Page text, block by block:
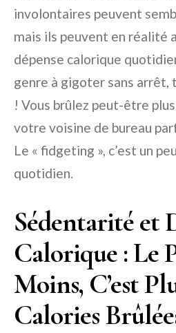
involontaires peuvent
mais ils peuvent en réalité
dépense calorique
genre à gigoter sans arrêt,
! Vous brûlez peut-être
votre voisine de bureau
Le « fidgeting », c’est un
quotidien.
Sédentarité et
Calorique : Le
Moins, C’est
Calories